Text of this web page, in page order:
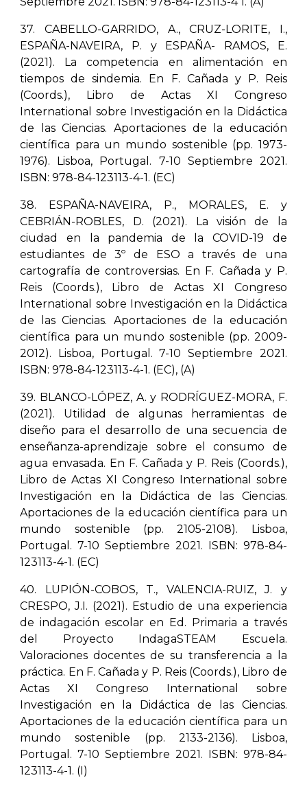
37. CABELLO-GARRIDO, A., CRUZ-LORITE, I.,
ESPAÑA-NAVEIRA, P. y ESPAÑA- RAMOS, E.
(2021). La competencia en alimentación en
tiempos de sindemia. En F. Cañada y P. Reis
(Coords.), Libro de Actas XI Congreso
International sobre Investigación en la Didáctica
de las Ciencias. Aportaciones de la educación
científica para un mundo sostenible (pp. 1973-
1976). Lisboa, Portugal. 7-10 Septiembre 2021.
ISBN: 978-84-123113-4-1. (EC)
38. ESPAÑA-NAVEIRA, P., MORALES, E. y
CEBRIÁN-ROBLES, D. (2021). La visión de la
ciudad en la pandemia de la COVID-19 de
estudiantes de 3º de ESO a través de una
cartografía de controversias. En F. Cañada y P.
Reis (Coords.), Libro de Actas XI Congreso
International sobre Investigación en la Didáctica
de las Ciencias. Aportaciones de la educación
científica para un mundo sostenible (pp. 2009-
2012). Lisboa, Portugal. 7-10 Septiembre 2021.
ISBN: 978-84-123113-4-1. (EC), (A)
39. BLANCO-LÓPEZ, A. y RODRÍGUEZ-MORA, F.
(2021). Utilidad de algunas herramientas de
diseño para el desarrollo de una secuencia de
enseñanza-aprendizaje sobre el consumo de
agua envasada. En F. Cañada y P. Reis (Coords.),
Libro de Actas XI Congreso International sobre
Investigación en la Didáctica de las Ciencias.
Aportaciones de la educación científica para un
mundo sostenible (pp. 2105-2108). Lisboa,
Portugal. 7-10 Septiembre 2021. ISBN: 978-84-
123113-4-1. (EC)
40. LUPIÓN-COBOS, T., VALENCIA-RUIZ, J. y
CRESPO, J.I. (2021). Estudio de una experiencia
de indagación escolar en Ed. Primaria a través
del Proyecto IndagaSTEAM Escuela.
Valoraciones docentes de su transferencia a la
práctica. En F. Cañada y P. Reis (Coords.), Libro de
Actas XI Congreso International sobre
Investigación en la Didáctica de las Ciencias.
Aportaciones de la educación científica para un
mundo sostenible (pp. 2133-2136). Lisboa,
Portugal. 7-10 Septiembre 2021. ISBN: 978-84-
123113-4-1. (I)